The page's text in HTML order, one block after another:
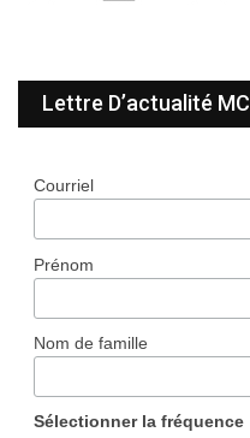
Lettre D’actualité MC
Courriel
Prénom
Nom de famille
Sélectionner la fréquence